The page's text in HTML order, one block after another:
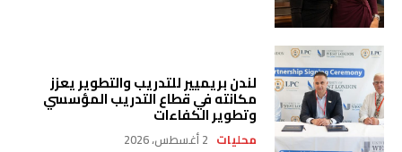
لندن بريميير للتدريب والتطوير يعزز
مكانته في قطاع التدريب المؤسسي
وتطوير الكفاءات
محليات 2 أغسطس، 2026